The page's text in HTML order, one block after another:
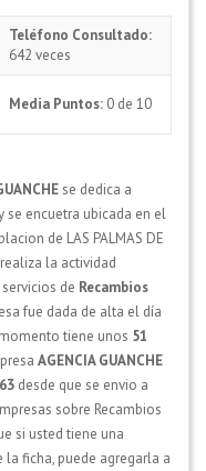
Teléfono Consultado:
642 veces
Media Puntos: 0 de 10
se dedica a
se encuetra ubicada en el
de LAS PALMAS DE
realiza la actividad
de Recambios
fue dada de alta el día
tiene unos 51
AGENCIA GUANCHE
desde que se envio a
sobre Recambios
si usted tiene una
ficha, puede agregarla a